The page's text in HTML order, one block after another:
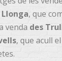
Llonga, que
venda des
, que acull